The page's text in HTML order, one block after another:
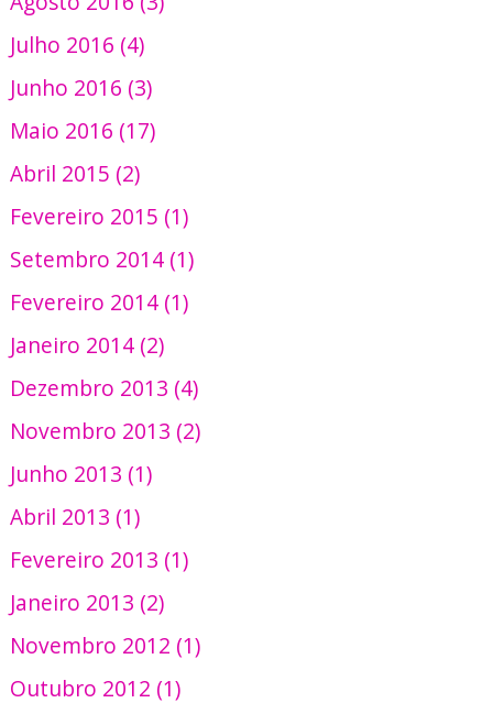
Julho 2016 (4)
Junho 2016 (3)
Maio 2016 (17)
Abril 2015 (2)
Fevereiro 2015 (1)
Setembro 2014 (1)
Fevereiro 2014 (1)
Janeiro 2014 (2)
Dezembro 2013 (4)
Novembro 2013 (2)
Junho 2013 (1)
Abril 2013 (1)
Fevereiro 2013 (1)
Janeiro 2013 (2)
Novembro 2012 (1)
Outubro 2012 (1)